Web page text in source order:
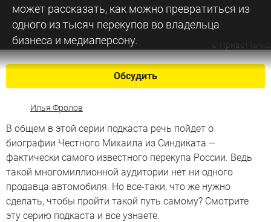
может рассказать, как можно превратиться из
одного из тысяч перекупов во владельца
бизнеса и медиаперсону.
© ПриветТачка
Обсудить
Илья Фролов
В общем в этой серии подкаста речь пойдет о
биографии Честного Михаила из Синдиката —
фактически самого известного перекупа России. Ведь
такой многомиллионной аудитории нет ни одного
продавца автомобиля. Но все-таки, что же нужно
сделать, чтобы пройти такой путь самому? Смотрите
эту серию подкаста и все узнаете.